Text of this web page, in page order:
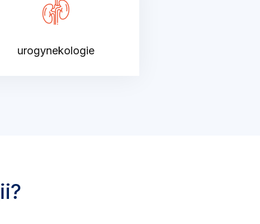
urogynekologie